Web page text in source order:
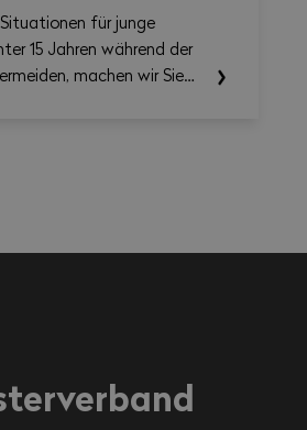
für junge
15 Jahren während der
machen wir Sie